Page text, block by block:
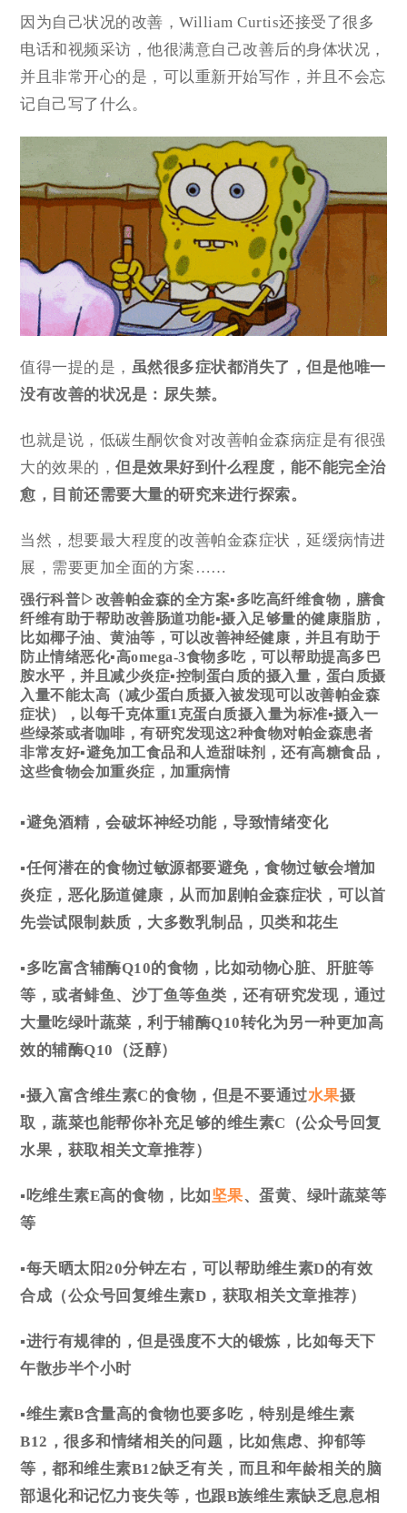
因为自己状况的改善，William Curtis还接受了很多
电话和视频采访，他很满意自己改善后的身体状况，
并且非常开心的是，可以重新开始写作，并且不会忘
记自己写了什么。
值得一提的是， 虽然很多症状都消失了，但是他唯一
没有改善的状况是：尿失禁。
也就是说，低碳生酮饮食对改善帕金森病症是有很强
大的效果的，但是效果好到什么程度，能不能完全治
愈，目前还需要大量的研究来进行探索。
当然，想要最大程度的改善帕金森症状，延缓病情进
展，需要更加全面的方案……
强行科普▷改善帕金森的全方案▪多吃高纤维食物 ，膳食
纤维有助于帮助改善肠道功能▪摄入足够量的健康脂肪 ，
比如椰子油、黄油等，可以改善神经健康，并且有助于
防止情绪恶化▪高omega-3食物多吃，可以帮助提高多巴
胺水平，并且减少炎症▪控制蛋白质的摄入量， 蛋白质摄
入量不能太高 （减少蛋白质摄入被发现可以改善帕金森
症状）
，以每千克体重1克蛋白质摄入量为标准▪摄入一
些绿茶或者咖啡 ，有研究发现这2种食物对帕金森患者
非常友好▪避免加工食品和人造甜味剂，还有高糖食品，
这些食物会加重炎症，加重病情
▪避免酒精 ，会破坏神经功能，导致情绪变化
▪任何潜在的食物过敏源都要避免，食物过敏会增加
炎症，恶化肠道健康，从而加剧帕金森症状，可以首
先尝试限制麸质，大多数乳制品，贝类和花生
▪多吃富含辅酶Q10的食物 ，比如动物心脏、肝脏等
等，或者鲱鱼、沙丁鱼等鱼类，还有研究发现，通过
大量吃绿叶蔬菜，利于辅酶Q10转化为另一种更加高
效的辅酶Q10
（泛醇）
▪摄入富含维生素C的食物 ，但是不要通过水果摄
取，蔬菜也能帮你补充足够的维生素C
（公众号回复
水果，获取相关文章推荐）
▪吃维生素E高的食物 ，比如坚果、蛋黄、绿叶蔬菜等
等
▪每天晒太阳20分钟左右，可以帮助维生素D的有效
合成 （公众号回复维生素D，获取相关文章推荐）
▪进行有规律的，但是强度不大的锻炼 ，比如每天下
午散步半个小时
▪维生素B含量高的食物也要多吃 ，特别是维生素
B12，很多和情绪相关的问题，比如焦虑、抑郁等
等，都和维生素B12缺乏有关，而且和年龄相关的脑
部退化和记忆力丧失等，也跟B族维生素缺乏息息相